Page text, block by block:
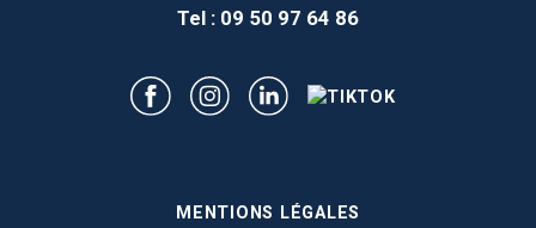
Tel : 09 50 97 64 86
MENTIONS LÉGALES